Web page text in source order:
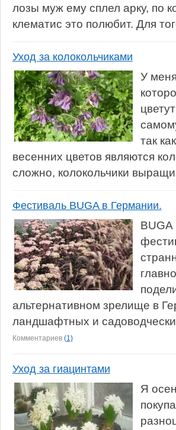
лозы муж ему сплел арку, по
клематис это полюбит. Для
Уход за колокольчиками
У
так
весенних цветов являются
сложно, колокольчики
Фестиваль BUGA в Германии.
альтернативном зрелище в
ландшафтных и
Комментариев (1)
Уход за гиацинтами
Я